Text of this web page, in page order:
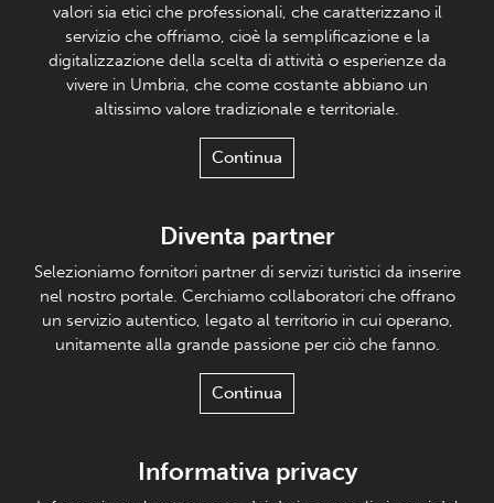
valori sia etici che professionali, che caratterizzano il
servizio che offriamo, cioè la semplificazione e la
digitalizzazione della scelta di attività o esperienze da
vivere in Umbria, che come costante abbiano un
altissimo valore tradizionale e territoriale.
Continua
Diventa partner
Selezioniamo fornitori partner di servizi turistici da inserire
nel nostro portale. Cerchiamo collaboratori che offrano
un servizio autentico, legato al territorio in cui operano,
unitamente alla grande passione per ciò che fanno.
Continua
Informativa privacy